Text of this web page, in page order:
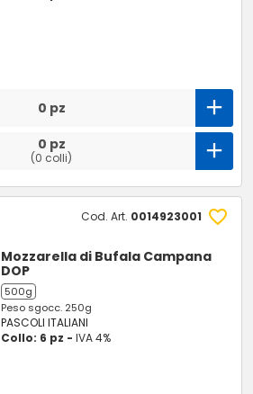
0 pz
0 pz
(0 colli)
Cod. Art. 0014923001
Mozzarella di Bufala Campana
DOP
500g
Peso sgocc. 250g
PASCOLI ITALIANI
Collo: 6 pz -IVA 4%